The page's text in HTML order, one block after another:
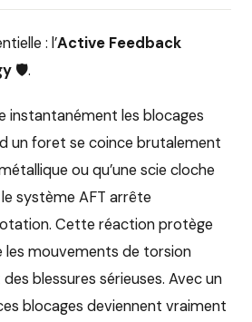
: l’Active Feedback
🛡️.
instantanément les blocages
un foret se coince brutalement
ou qu’une scie cloche
système AFT arrête
Cette réaction protège
mouvements de torsion
blessures sérieuses. Avec un
blocages deviennent vraiment